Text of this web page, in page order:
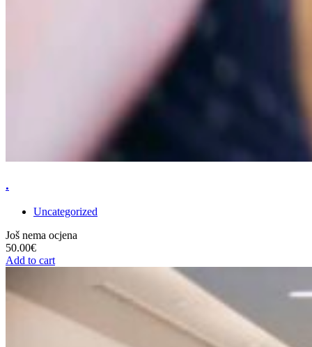
.
Uncategorized
Još nema ocjena
50.00€
Add to cart